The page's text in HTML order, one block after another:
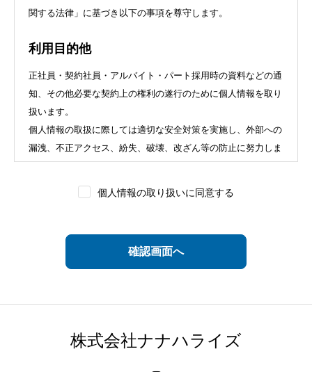
関する法律」に基づき以下の事項を尊守します。
利用目的他
正社員・契約社員・アルバイト・パート採用時の資料などの通
知、その他必要な契約上の権利の遂行のために個人情報を取り
扱います。
個人情報の取扱に際しては適切な安全対策を実施し、外部への
漏洩、不正アクセス、紛失、破壊、改ざん等の防止に努力しま
個人情報に関して適用される法令、その他の規範を遵守いたし
個人情報の取り扱いに同意する
株式会社ナナハライズ